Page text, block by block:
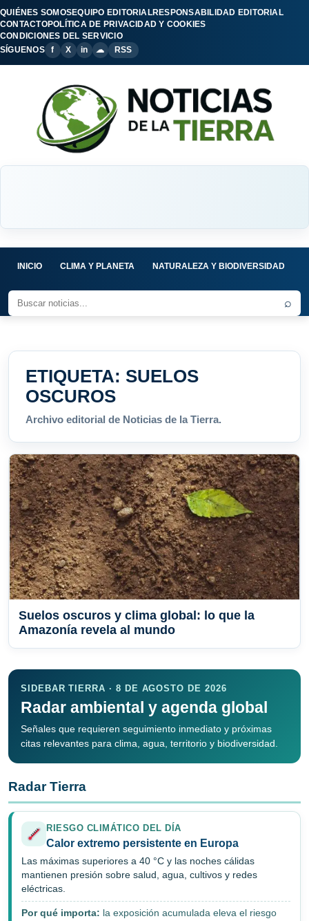
QUIÉNES SOMOSEQUIPO EDITORIALRESPONSABILIDAD EDITORIAL
CONTACTOPOLÍTICA DE PRIVACIDAD Y COOKIES
CONDICIONES DEL SERVICIO
SÍGUENOS
f X in ☁ RSS
INICIO CLIMA Y PLANETA NATURALEZA Y BIODIVERSIDAD
⌕
ETIQUETA: SUELOS
OSCUROS
Archivo editorial de Noticias de la Tierra.
Suelos oscuros y clima global: lo que la
Amazonía revela al mundo
SIDEBAR TIERRA · 8 DE AGOSTO DE 2026
Radar ambiental y agenda global
Señales que requieren seguimiento inmediato y próximas
citas relevantes para clima, agua, territorio y biodiversidad.
Radar Tierra
RIESGO CLIMÁTICO DEL DÍA
Calor extremo persistente en Europa
Las máximas superiores a 40 °C y las noches cálidas
mantienen presión sobre salud, agua, cultivos y redes
eléctricas.
Por qué importa: la exposición acumulada eleva el riesgo